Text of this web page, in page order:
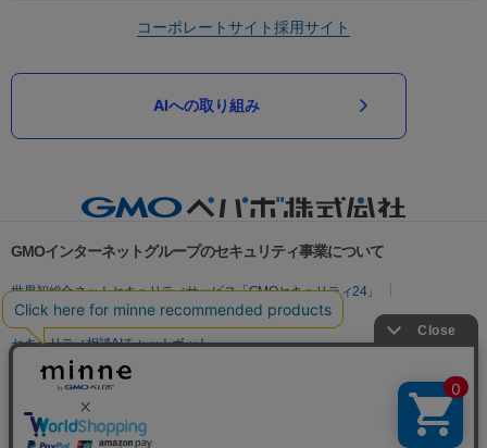
コーポレートサイト採用サイト
AIへの取り組み
GMOインターネットグループのセキュリティ事業について
世界初総合ネットセキュリティサービス「GMOセキュリティ24」
パスワード漏洩診断
Webサイトリスク診断
セキュリティ相談AIチャットボット
実在証明・盗聴対策
サイバー攻撃対策（GMO Flatt Security）